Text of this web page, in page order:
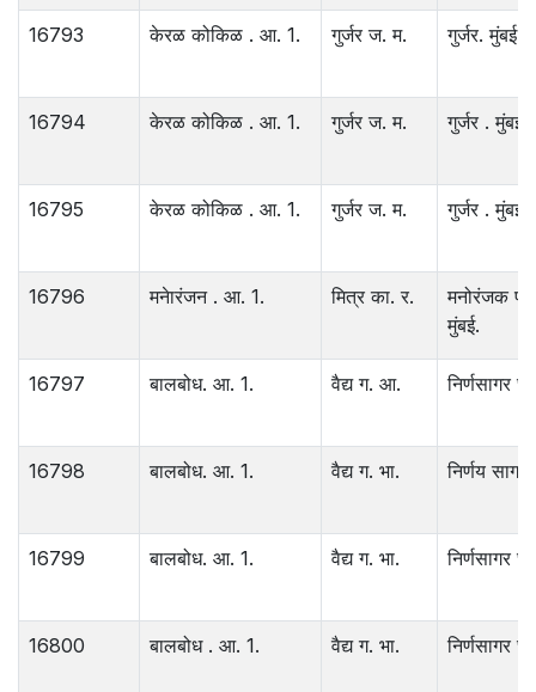
16793 केरळ कोकिळ . आ. 1. गुर्जर ज. म. गुर्जर. मुंबई.
16794 केरळ कोकिळ . आ. 1. गुर्जर ज. म. गुर्जर . मुंबई.
16795 केरळ कोकिळ . आ. 1. गुर्जर ज. म. गुर्जर . मुंबई.
16796 मनेारंजन . आ. 1. मित्र का. र.
मनोरंजक
मुंबई.
16797 बालबोध. आ. 1. वैद्य ग. आ. निर्णसागर
16798 बालबोध. आ. 1. वैद्य ग. भा. निर्णय
16799 बालबोध. आ. 1. वैद्य ग. भा. निर्णसागर
16800 बालबोध . आ. 1. वैद्य ग. भा. निर्णसागर